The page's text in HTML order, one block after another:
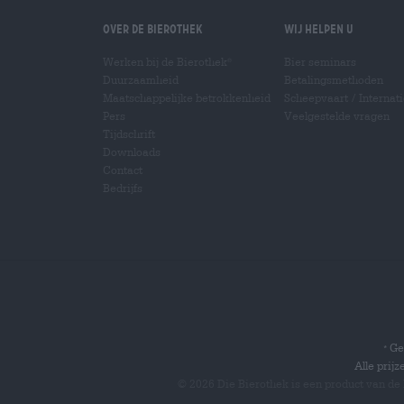
Over de Bierothek Wij helpen u
*
Alle